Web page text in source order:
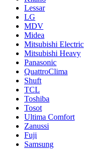
Lessar
LG
MDV
Midea
Mitsubishi Electric
Mitsubishi Heavy
Panasonic
QuattroClima
Shuft
TCL
Toshiba
Tosot
Ultima Comfort
Zanussi
Fuji
Samsung